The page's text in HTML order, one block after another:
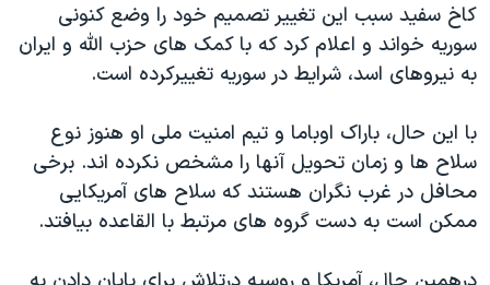
کاخ سفید سبب این تغییر تصمیم خود را وضع کنونی
سوریه خواند و اعلام کرد که با کمک های حزب الله و ایران
به نیروهای اسد، شرایط در سوریه تغییرکرده است.
با این حال، باراک اوباما و تیم امنیت ملی او هنوز نوع
سلاح ها و زمان تحویل آنها را مشخص نکرده اند. برخی
محافل در غرب نگران هستند که سلاح های آمریکایی
ممکن است به دست گروه های مرتبط با القاعده بیافتد.